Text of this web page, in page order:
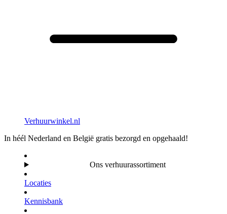
Verhuurwinkel.nl
In héél Nederland en België gratis bezorgd en opgehaald!
Ons verhuurassortiment
Locaties
Kennisbank